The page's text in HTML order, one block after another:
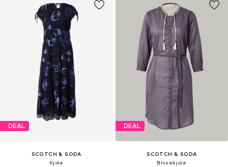
DEAL
SCOTCH & SODA
Kjole
DEAL
SCOTCH & SODA
Blusekjole